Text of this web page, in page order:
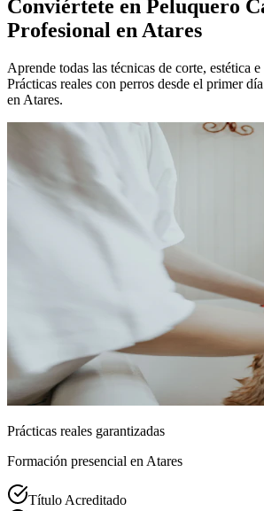
Conviértete en Peluquero
Profesional en Atares
Aprende todas las técnicas de corte, estética
Prácticas reales con perros desde el primer
en Atares.
Prácticas reales garantizadas
Formación presencial en Atares
Título Acreditado